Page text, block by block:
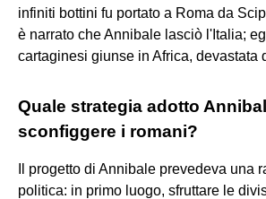
infiniti bottini fu portato a Roma da
è narrato che Annibale lasciò l'Italia;
cartaginesi giunse in Africa, devastata
Quale strategia adotto
sconfiggere i romani?
Il progetto di Annibale prevedeva una
politica: in primo luogo, sfruttare le